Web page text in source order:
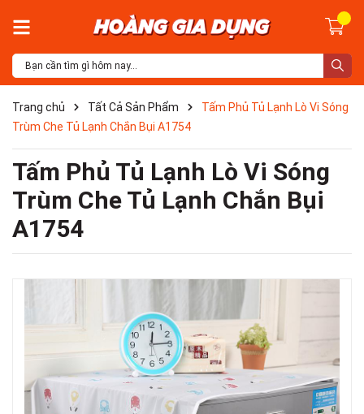
Trang chủ Tất Cả Sản Phẩm
Tấm Phủ Tủ Lạnh Lò Vi Sóng
Trùm Che Tủ Lạnh Chắn Bụi A1754
Tấm Phủ Tủ Lạnh Lò Vi Sóng
Trùm Che Tủ Lạnh Chắn Bụi
A1754